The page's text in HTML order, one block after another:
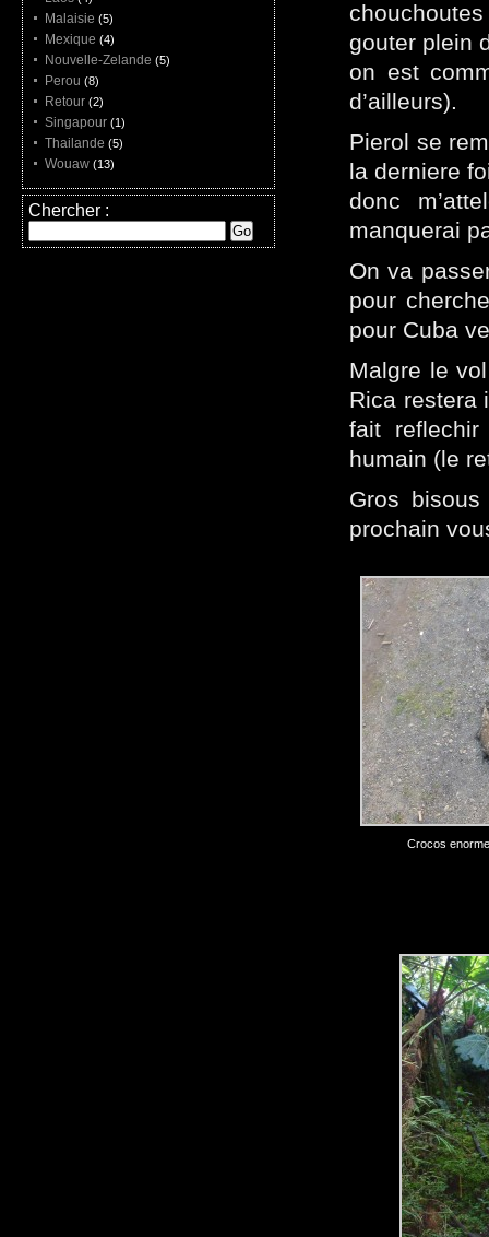
gouter plein
on est
d’ailleurs).
Pierol se
la derniere
donc
manquerai
On va
pour
pour Cuba
Malgre le
Rica restera
fait
humain (le
Gros
prochain
Crocos
Malaisie (5)
Mexique (4)
Nouvelle-Zelande (5)
Perou (8)
Retour (2)
Singapour (1)
Thailande (5)
Wouaw (13)
Chercher :